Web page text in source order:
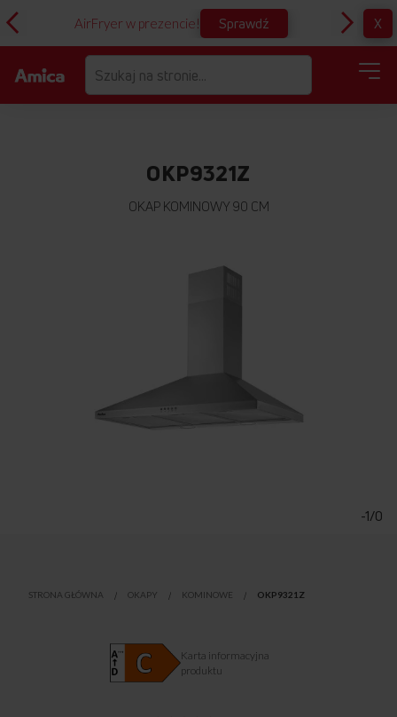
AirFryer w prezencie! Sprawdź X
OKP9321Z
OKAP KOMINOWY 90 CM
-1/0
STRONA GŁÓWNA OKAPY KOMINOWE OKP9321Z
Karta informacyjna
produktu